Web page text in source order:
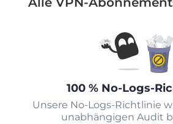
100 % No-Logs-
Unsere No-Logs-Richtlinie
unabhängigen Audit